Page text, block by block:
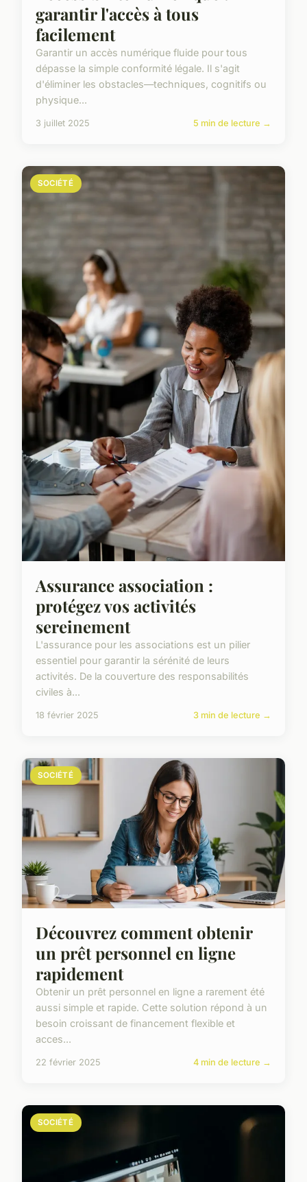
garantir l'accès à tous
facilement
Garantir un accès numérique fluide pour tous
dépasse la simple conformité légale. Il s'agit
d'éliminer les obstacles—techniques, cognitifs ou
physique...
3 juillet 2025 5 min de lecture →
SOCIÉTÉ
Assurance association :
protégez vos activités
sereinement
L'assurance pour les associations est un pilier
essentiel pour garantir la sérénité de leurs
activités. De la couverture des responsabilités
civiles à...
18 février 2025 3 min de lecture →
SOCIÉTÉ
Découvrez comment obtenir
un prêt personnel en ligne
rapidement
Obtenir un prêt personnel en ligne a rarement été
aussi simple et rapide. Cette solution répond à un
besoin croissant de financement flexible et
acces...
22 février 2025 4 min de lecture →
SOCIÉTÉ